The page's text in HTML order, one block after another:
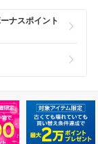
ナスポイント